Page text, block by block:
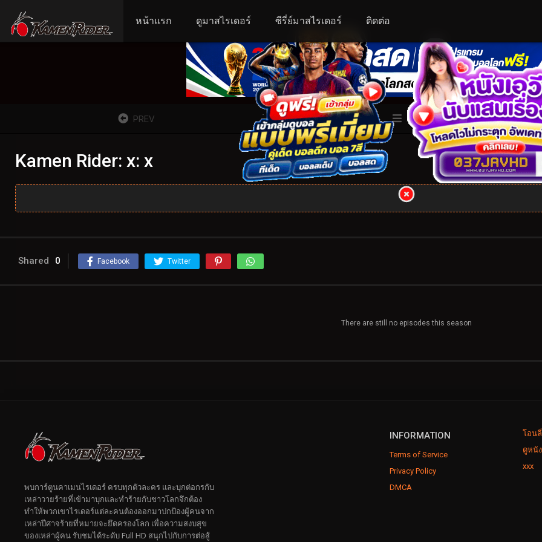
หน้าแรก ดูมาสไรเดอร์ ซีรี่ย์มาสไรเดอร์ ติดต่อ
PREV ALL
Kamen Rider: x: x
Shared 0 Facebook Twitter
There are still no episodes this season
INFORMATION
Terms of Service
Privacy Policy
DMCA
โอน
ดูหนั
xxx
พบการ์ตูนคาเมนไรเดอร์ ครบทุกตัวละคร และบุกต่อกรกับ
เหล่าวายร้ายที่เข้ามาบุกและทำร้ายกับชาวโลกจึกต้อง
ทำให้พวกเขาไรเดอร์แต่ละคนต้องออกมาปกป้องผู้คนจาก
เหล่าปีศาจร้ายที่หมายจะยึดครองโลก เพื่อความสงบสุข
ของเหล่าผู้คน รับชมได้ระดับ Full HD สนุกไปกับการต่อสู้